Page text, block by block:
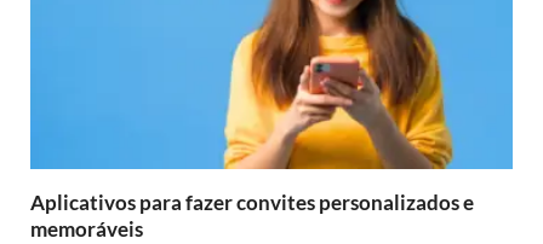
Aplicativos para fazer convites personalizados e
memoráveis